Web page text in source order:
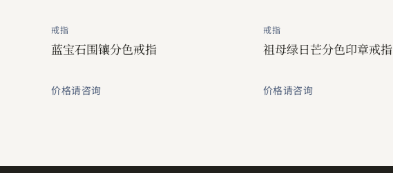
戒指
蓝宝石围镶分色戒指
价格请咨询
戒指
祖母绿日芒分色印章戒指
价格请咨询